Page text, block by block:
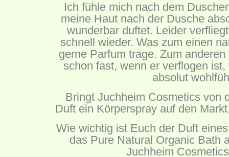
Ich fühle mich nach dem
meine Haut nach der Dusche
wunderbar duftet. Leider
schnell wieder. Was zum einen
gerne Parfum trage. Zum
schon fast, wenn er verflogen
absolut
Bringt Juchheim Cosmetics von
Duft ein Körperspray auf den
Wie wichtig ist Euch der Duft
das Pure Natural Organic Bath
Juchheim